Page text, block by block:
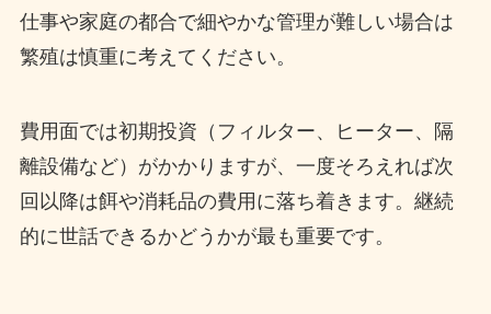
仕事や家庭の都合で細やかな管理が難しい場合は
繁殖は慎重に考えてください。
費用面では初期投資（フィルター、ヒーター、隔
離設備など）がかかりますが、一度そろえれば次
回以降は餌や消耗品の費用に落ち着きます。継続
的に世話できるかどうかが最も重要です。